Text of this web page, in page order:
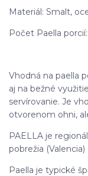
Materiál: Smalt,
Počet Paella
Vhodná na paella
aj na bežné
servírovanie. Je
otvorenom ohni,
PAELLA je
pobrežia (Valencia)
Paella je typické